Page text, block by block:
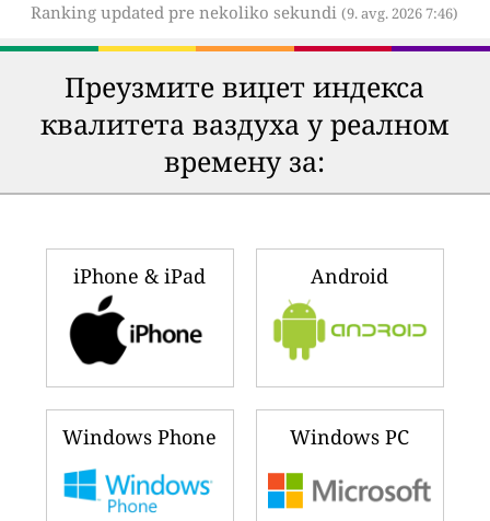
Ranking updated pre nekoliko sekundi(9. avg. 2026 7:46)
Преузмите виџет индекса
квалитета ваздуха у реалном
времену за:
iPhone & iPad Android
Windows Phone Windows PC